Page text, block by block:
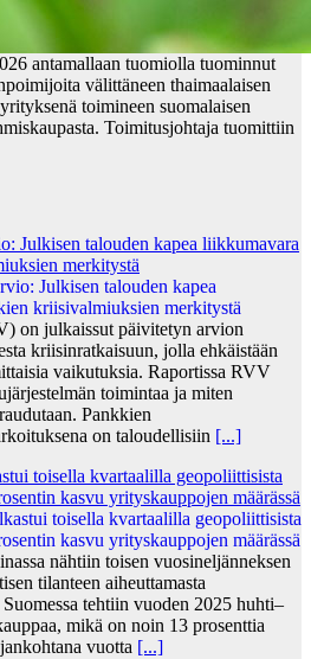
antamallaan tuomiolla tuominnut
välittäneen thaimaalaisen
toimineen suomalaisen
Toimitusjohtaja tuomittiin
Julkisen talouden kapea liikkumavara
merkitystä
on julkaissut päivitetyn arvion
kriisinratkaisuun, jolla ehkäistään
vaikutuksia. Raportissa RVV
toimintaa ja miten
Pankkien
on taloudellisiin [...]
toisella kvartaalilla geopoliittisista
kasvu yrityskauppojen määrässä
nähtiin toisen vuosineljänneksen
tilanteen aiheuttamasta
tehtiin vuoden 2025 huhti–
mikä on noin 13 prosenttia
vuotta [...]